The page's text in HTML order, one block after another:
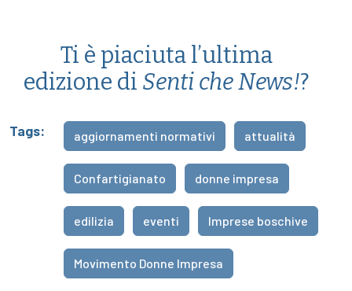
Ti è piaciuta l’ultima
edizione di Senti che News!?
Tags: aggiornamenti normativi attualità
Confartigianato donne impresa
edilizia eventi Imprese boschive
Movimento Donne Impresa